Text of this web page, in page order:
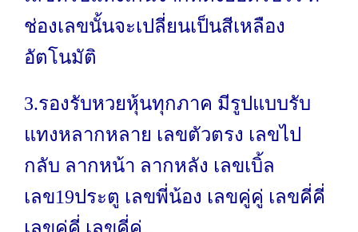
ช่องเลขนั้นจะเปลี่ยนเป็นสีเหลือง
อัตโนมัติ
3.รองรับหวยหุ้นทุกภาค มีรูปแบบรับ
แทงหลากหลาย เลขตัวตรง เลขไป
กลับ ลากหน้า ลากหลัง เลขเบิ้ล
เลข19ประตู เลขพี่น้อง เลขคู่คู่ เลขคี่คี่
เลขคู่คี่ เลขคี่คู่